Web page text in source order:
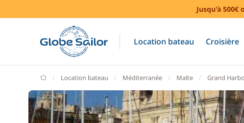
Jusqu'à 500€
Location bateau Croisière
GlobeSailor
Location bateau Méditerranée Malte Grand